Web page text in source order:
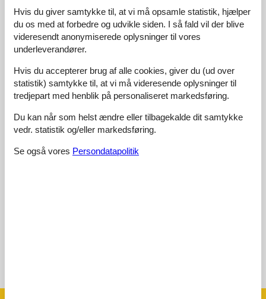
Generel:
Ik hield van het strandgebied, perfect om te ontspannen.
4,5
Generel:
The kitchen was handy for making our own meals.
Generel:
Das WLAN hat gut funktioniert, was für meine Arbeit hilfreich
Hvis du giver samtykke til, at vi må opsamle statistik, hjælper
du os med at forbedre og udvikle siden. I så fald vil der blive
videresendt anonymiserede oplysninger til vores
underleverandører.
Hvis du accepterer brug af alle cookies, giver du (ud over
statistik) samtykke til, at vi må videresende oplysninger til
tredjepart med henblik på personaliseret markedsføring.
Du kan når som helst ændre eller tilbagekalde dit samtykke
vedr. statistik og/eller markedsføring.
Se også vores Persondatapolitik